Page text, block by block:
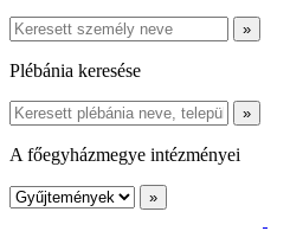
Plébánia keresése
A főegyházmegye intézményei